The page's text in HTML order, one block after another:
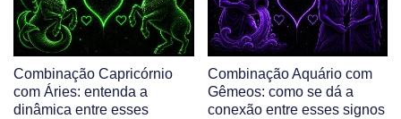
Combinação Capricórnio
com Áries: entenda a
dinâmica entre esses
Combinação Aquário com
Gêmeos: como se dá a
conexão entre esses signos